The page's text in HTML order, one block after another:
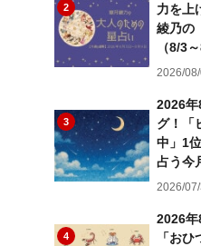
2
力を上
綾乃の
（8/3
2026/
3
2026年
グ！「
中」1
占う今
2026/
4
2026年
「お